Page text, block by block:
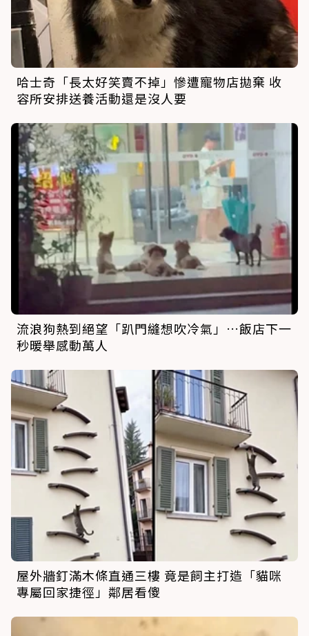
哈士奇「長太好笑賣不掉」慘遭寵物店拋棄 收
容所安排送養活動還是沒人要
流浪狗熱到絕望「趴門縫想吹冷氣」…飯店下一
秒暖舉感動萬人
屋外牆釘滿木條直通三樓 竟是飼主打造「貓咪
專屬回家捷徑」鄰居看傻